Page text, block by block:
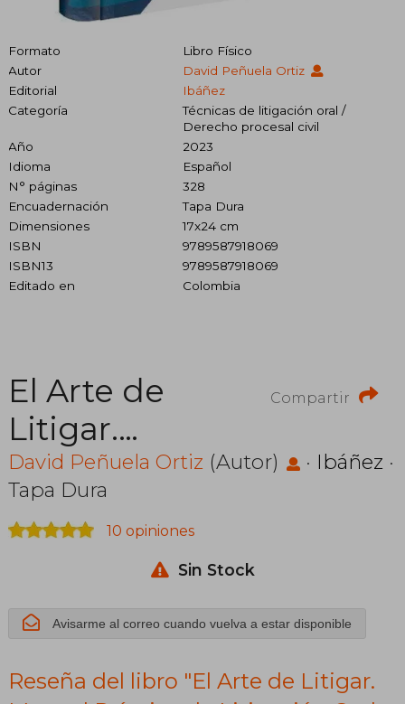
Formato
Libro Físico
Autor
David Peñuela Ortiz
Editorial
Ibáñez
Categoría
Técnicas de litigación oral /
Derecho procesal civil
Año
2023
Idioma
Español
N° páginas
328
Encuadernación
Tapa Dura
Dimensiones
17x24 cm
ISBN
9789587918069
ISBN13
9789587918069
Editado en
Colombia
Compartir
El Arte de
Litigar.
Manual
Práctico de
Litigación Oral
en Asuntos no
Penales.
Edición
David Peñuela Ortiz (Autor) · Ibáñez ·
Tapa Dura
10 opiniones
Sin Stock
Avisarme al correo cuando vuelva a estar disponible
Reseña del libro "El Arte de Litigar.